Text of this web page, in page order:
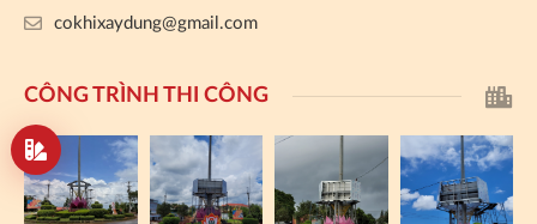
cokhixaydung@gmail.com
CÔNG TRÌNH THI CÔNG